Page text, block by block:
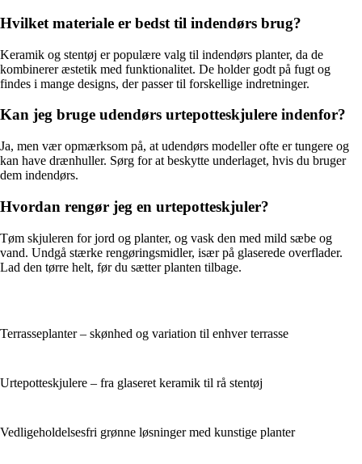
Hvilket materiale er bedst til indendørs brug?
Keramik og stentøj er populære valg til indendørs planter, da de
kombinerer æstetik med funktionalitet. De holder godt på fugt og
findes i mange designs, der passer til forskellige indretninger.
Kan jeg bruge udendørs urtepotteskjulere indenfor?
Ja, men vær opmærksom på, at udendørs modeller ofte er tungere og
kan have drænhuller. Sørg for at beskytte underlaget, hvis du bruger
dem indendørs.
Hvordan rengør jeg en urtepotteskjuler?
Tøm skjuleren for jord og planter, og vask den med mild sæbe og
vand. Undgå stærke rengøringsmidler, især på glaserede overflader.
Lad den tørre helt, før du sætter planten tilbage.
Terrasseplanter – skønhed og variation til enhver terrasse
Urtepotteskjulere – fra glaseret keramik til rå stentøj
Vedligeholdelsesfri grønne løsninger med kunstige planter